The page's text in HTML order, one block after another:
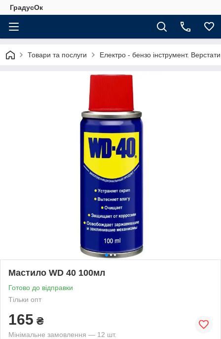
ГрадусОк
Товари та послуги Електро - бензо інструмент. Верстати
Мастило WD 40 100мл
Готово до відправки
Тільки опт
165 ₴
Мінімальне замовлення — 12 шт.